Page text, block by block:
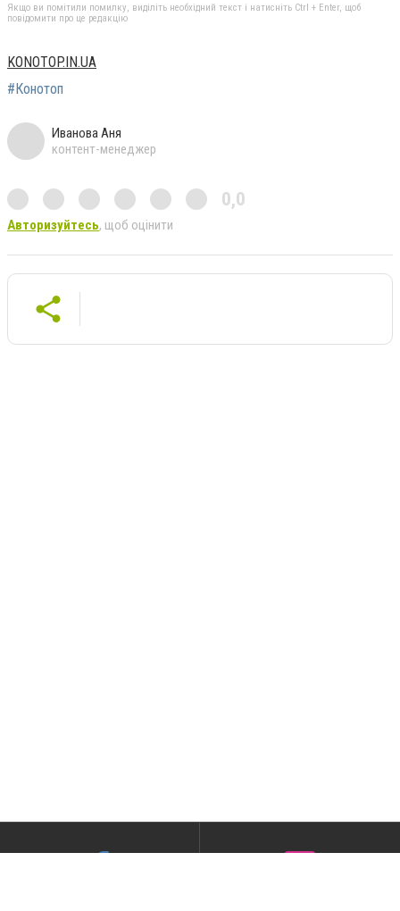
Якщо ви помітили помилку, виділіть необхідний текст і натисніть Ctrl + Enter, щоб
повідомити про це редакцію
KONOTOP.IN.UA
#Конотоп
Иванова Аня
контент-менеджер
0,0
Авторизуйтесь, щоб оцінити